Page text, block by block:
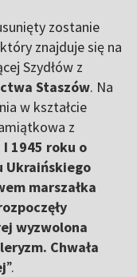
zostanie
znajduje się na
Szydłów z
Staszów. Na
w kształcie
z
1945 roku o
Ukraińskiego
marszałka
wyzwolona
Chwała
”.